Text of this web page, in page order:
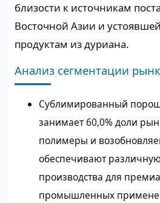
близости к источникам
Восточной Азии и
продуктам из дуриана.
Анализ сегментации
Сублимированный
занимает 60,0% доли
полимеры и
обеспечивают
производства для
промышленных